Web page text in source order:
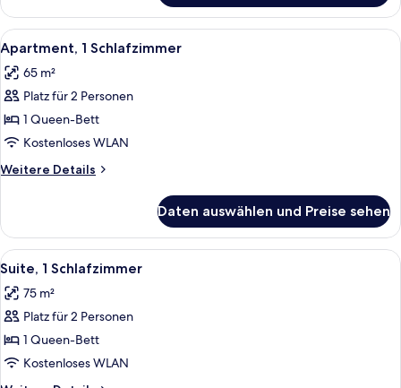
1
Schlafzimmer
Alle
Fotos
für
Apartment,
1
Schlafzimmer
anzeigen
Ein Hotelzimmer mit Billardtisch,
5
Apartment, 1 Schlafzimmer
65 m²
Platz für 2 Personen
1 Queen-Bett
Kostenloses WLAN
Weitere Details
Weitere
1
Schlafzimmer
Daten auswählen und Preise sehen
Alle
Fotos
für
Suite,
1
Schlafzimmer
anzeigen
Ein Wohnzimmer mit zwei
4
Suite, 1 Schlafzimmer
75 m²
Platz für 2 Personen
1 Queen-Bett
Kostenloses WLAN